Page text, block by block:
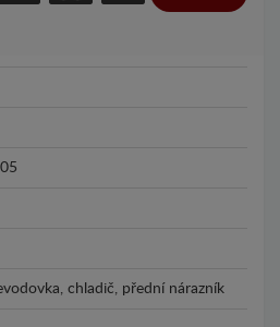
chladič, přední nárazník